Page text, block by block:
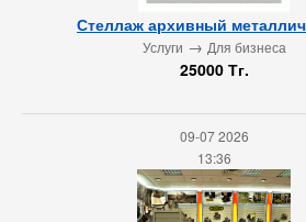
Стеллаж архивный
Услуги → Для бизнеса
25000 Тг.
09-07 2026
13:36